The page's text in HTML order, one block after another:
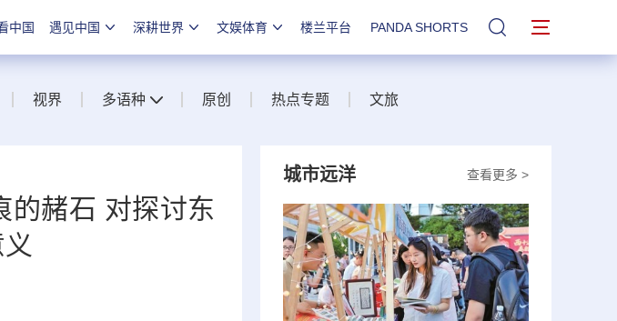
中国 遇见中国 深耕世界 文娱体育 楼兰平台 PANDA SHORTS 站内搜索
视界 多语种 原创 热点专题 文旅
的赭石 对探讨东
查看更多 >
城市远洋